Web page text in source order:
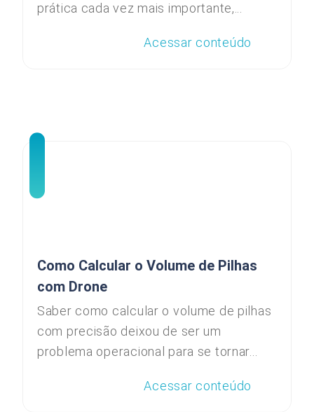
prática cada vez mais importante,...
Acessar conteúdo
Como Calcular o Volume de Pilhas
com Drone
Saber como calcular o volume de pilhas
com precisão deixou de ser um
problema operacional para se tornar...
Acessar conteúdo